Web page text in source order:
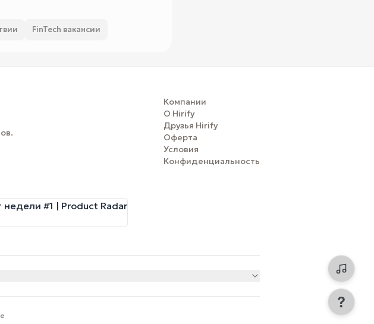
FinTech вакансии
Компании
О Hirify
Друзья Hirify
Оферта
Условия
Конфиденциальность